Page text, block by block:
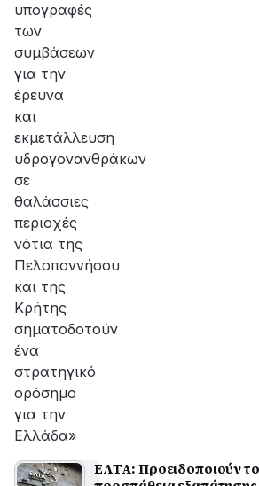
υπογραφές
των
συμβάσεων
για την
έρευνα
και
εκμετάλλευση
υδρογονανθράκων
σε
θαλάσσιες
περιοχές
νότια της
Πελοποννήσου
και της
Κρήτης
σηματοδοτούν
ένα
στρατηγικό
ορόσημο
για την
Ελλάδα»
ΕΛΤΑ: Προειδοποιούν το